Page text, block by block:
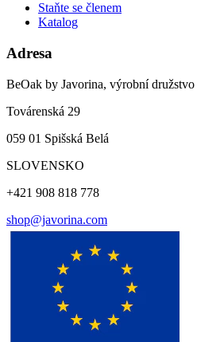
Staňte se členem
Katalog
Adresa
BeOak by Javorina, výrobní družstvo
Továrenská 29
059 01 Spišská Belá
SLOVENSKO
+421 908 818 778
shop@javorina.com